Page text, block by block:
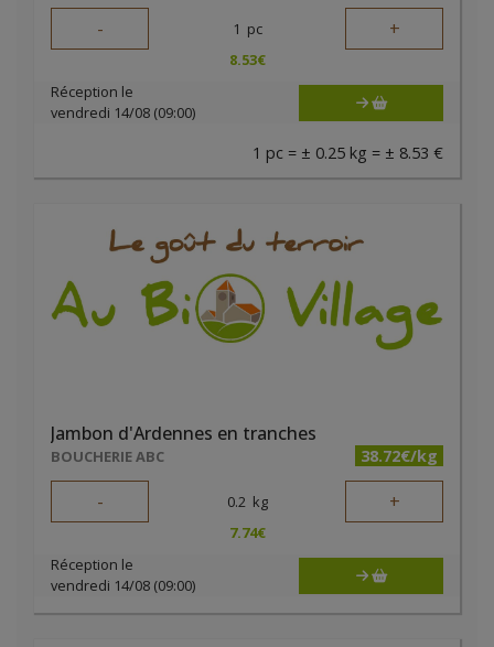
- 1 pc +
8.53€
Réception le
vendredi 14/08 (09:00)
1 pc = ± 0.25 kg = ± 8.53 €
Jambon d'Ardennes en tranches
BOUCHERIE ABC 38.72€/kg
- 0.2 kg +
7.74€
Réception le
vendredi 14/08 (09:00)